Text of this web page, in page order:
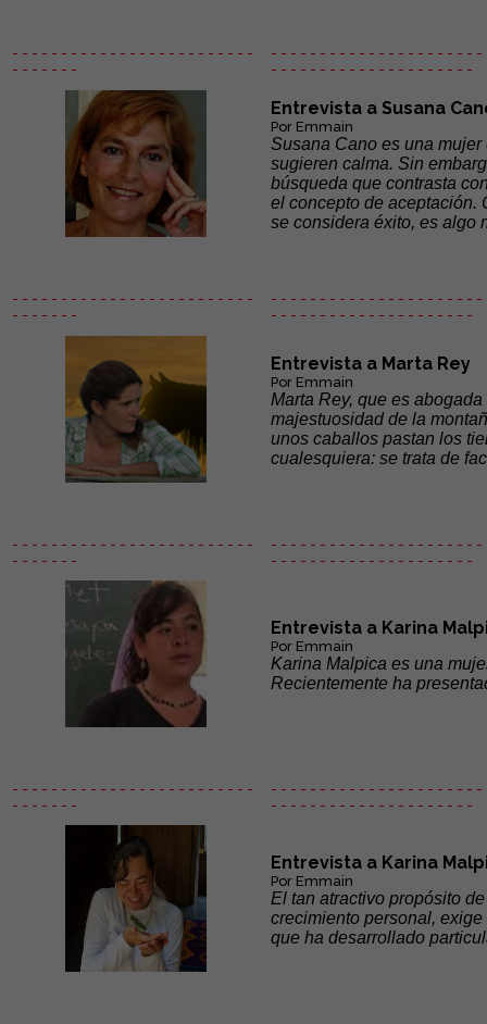
- - - - - - - - - - - - - - - - - - - - - - - - -
- - - - - - -
- - - - - - - - - - - - - - - - - - - - -
- - - - - - - - - - - - - - - - - - - - -
Entrevista a Susana
Por Emmain
Susana Cano es una
sugieren calma. Sin
búsqueda que contrasta
el concepto de aceptación.
se considera éxito, es algo
- - - - - - - - - - - - - - - - - - - - - - - - -
- - - - - - -
- - - - - - - - - - - - - - - - - - - - -
- - - - - - - - - - - - - - - - - - - - -
Entrevista a Marta Rey
Por Emmain
Marta Rey, que es
majestuosidad de la
unos caballos pastan los
cualesquiera: se trata de
- - - - - - - - - - - - - - - - - - - - - - - - -
- - - - - - -
- - - - - - - - - - - - - - - - - - - - -
- - - - - - - - - - - - - - - - - - - - -
Entrevista a Karina
Por Emmain
Karina Malpica es una
Recientemente ha
- - - - - - - - - - - - - - - - - - - - - - - - -
- - - - - - -
- - - - - - - - - - - - - - - - - - - - -
- - - - - - - - - - - - - - - - - - - - -
Entrevista a Karina
Por Emmain
El tan atractivo propósito
crecimiento personal,
que ha desarrollado